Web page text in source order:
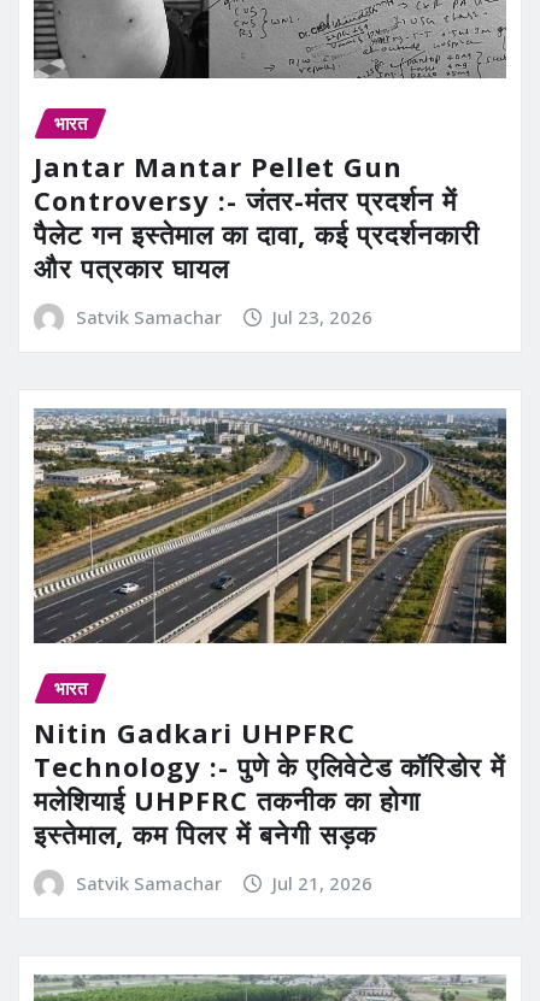
भारत
Jantar Mantar Pellet Gun
Controversy :- जंतर-मंतर प्रदर्शन में
पैलेट गन इस्तेमाल का दावा, कई प्रदर्शनकारी
और पत्रकार घायल
Satvik Samachar Jul 23, 2026
भारत
Nitin Gadkari UHPFRC
Technology :- पुणे के एलिवेटेड कॉरिडोर में
मलेशियाई UHPFRC तकनीक का होगा
इस्तेमाल, कम पिलर में बनेगी सड़क
Satvik Samachar Jul 21, 2026